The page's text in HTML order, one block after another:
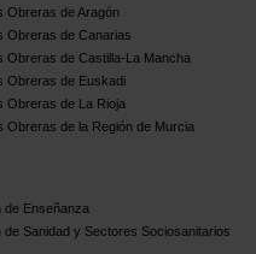
Obreras de Aragón
Obreras de Canarias
Obreras de Castilla-La Mancha
Obreras de Euskadi
Obreras de La Rioja
Obreras de la Región de Murcia
de Enseñanza
de Sanidad y Sectores Sociosanitarios